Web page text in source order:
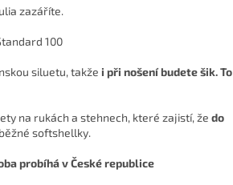
zazáříte.
100
siluetu, takže i při nošení budete šik. To
na rukách a stehnech, které zajistí, že do
softshellky.
probíhá v České republice